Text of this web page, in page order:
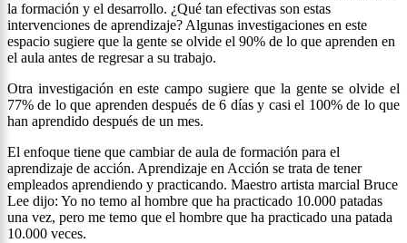
la formación y el desarrollo. ¿Qué tan efectivas son estas
intervenciones de aprendizaje? Algunas investigaciones en este
espacio sugiere que la gente se olvide el 90% de lo que aprenden en
el aula antes de regresar a su trabajo.
Otra investigación en este campo sugiere que la gente se olvide el
77% de lo que aprenden después de 6 días y casi el 100% de lo que
han aprendido después de un mes.
El enfoque tiene que cambiar de aula de formación para el
aprendizaje de acción. Aprendizaje en Acción se trata de tener
empleados aprendiendo y practicando. Maestro artista marcial Bruce
Lee dijo: Yo no temo al hombre que ha practicado 10.000 patadas
una vez, pero me temo que el hombre que ha practicado una patada
10.000 veces.